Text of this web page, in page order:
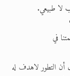
لا طبيعي.
في
التطور لاهدف له